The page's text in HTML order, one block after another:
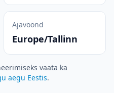
Ajavöönd
Europe/Tallinn
vaata ka
aegu Eestis.